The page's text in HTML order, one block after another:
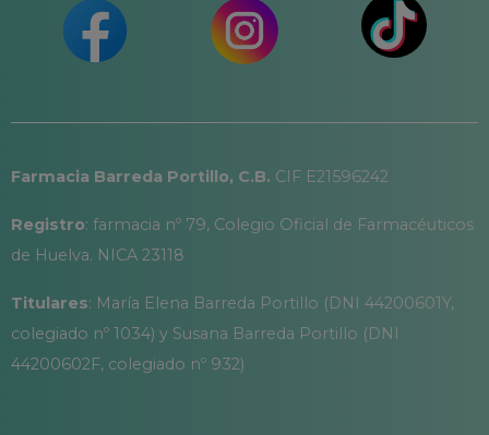
Farmacia Barreda Portillo, C.B. CIF E21596242
Registro: farmacia nº 79, Colegio Oficial de Farmacéuticos
de Huelva. NICA 23118
Titulares: María Elena Barreda Portillo (DNI 44200601Y,
colegiado nº 1034) y Susana Barreda Portillo (DNI
44200602F, colegiado nº 932)